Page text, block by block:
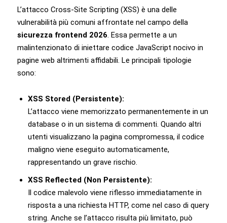
L’attacco Cross-Site Scripting (XSS) è una delle
vulnerabilità più comuni affrontate nel campo della
sicurezza frontend 2026 . Essa permette a un
malintenzionato di iniettare codice JavaScript nocivo in
pagine web altrimenti affidabili. Le principali tipologie
sono:
XSS Stored (Persistente):
L’attacco viene memorizzato permanentemente in un
database o in un sistema di commenti. Quando altri
utenti visualizzano la pagina compromessa, il codice
maligno viene eseguito automaticamente,
rappresentando un grave rischio.
XSS Reflected (Non Persistente):
Il codice malevolo viene riflesso immediatamente in
risposta a una richiesta HTTP, come nel caso di query
string. Anche se l’attacco risulta più limitato, può